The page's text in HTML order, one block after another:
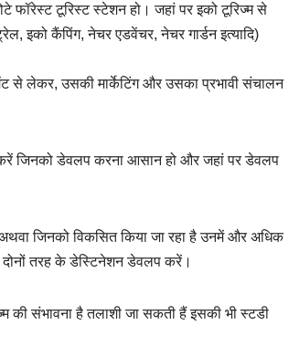
फॉरेस्ट टूरिस्ट स्टेशन हो। जहां पर इको टूरिज्म से
इको कैंपिंग, नेचर एडवेंचर, नेचर गार्डन इत्यादि)
से लेकर, उसकी मार्केटिंग और उसका प्रभावी संचालन
जिनको डेवलप करना आसान हो और जहां पर डेवलप
जिनको विकसित किया जा रहा है उनमें और अधिक
तरह के डेस्टिनेशन डेवलप करें।
की संभावना है तलाशी जा सकती हैं इसकी भी स्टडी